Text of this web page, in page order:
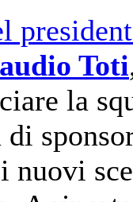
Toti
la
di
nuovi